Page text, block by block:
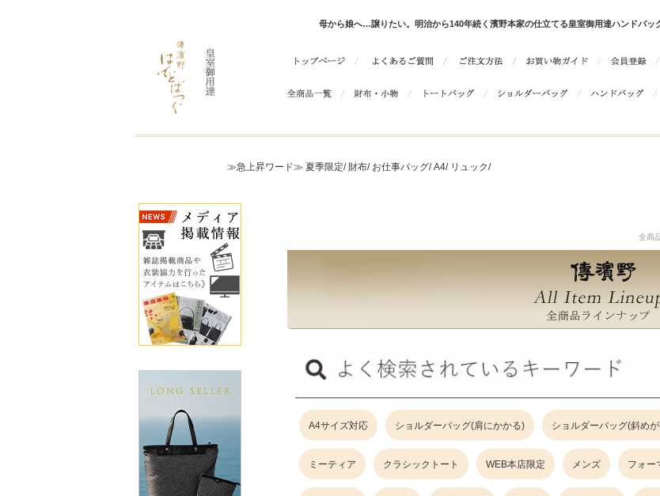
母から娘へ…譲りたい。明治から140年続く濱野本家の仕立てる皇室御用達ハンドバ
≫急上昇ワード≫ 夏季限定/ 財布/ お仕事バッグ/ A4/ リュック/
全商
A4サイズ対応 ショルダーバッグ(肩にかかる) ショルダーバッグ(斜め
ミーティア クラシックトート WEB本店限定 メンズ フォー